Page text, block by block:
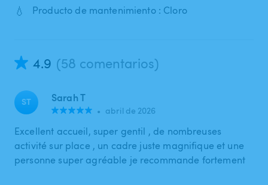
💧 Producto de mantenimiento : Cloro
4.9 (58 comentarios)
ST Sarah T
• abril de 2026
Excellent accueil, super gentil , de nombreuses
activité sur place , un cadre juste magnifique et une
personne super agréable je recommande fortement